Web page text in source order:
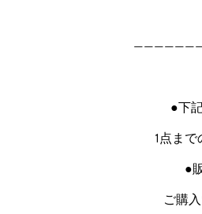
●下
1点まで
●
ご購